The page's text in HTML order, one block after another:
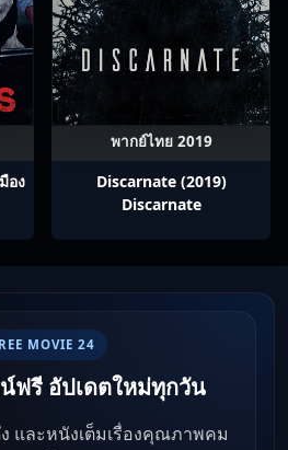
อง
พากย์ไทย 2019
Discarnate (2019)
Discarnate
MOVIE 24
ฟรี อัปเดตใหม่ทุกวัน
และหนังเต็มเรื่องคุณภาพคม